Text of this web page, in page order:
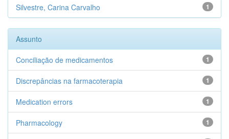
1
Silvestre, Carina Carvalho
Assunto
1
Conciliação de medicamentos
1
Discrepâncias na farmacoterapia
1
Medication errors
1
Pharmacology